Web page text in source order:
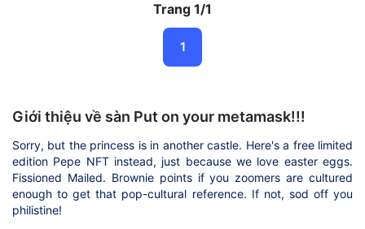
Trang 1/1
1
Giới thiệu về sàn Put on your metamask!!!
Sorry, but the princess is in another castle. Here's a free limited
edition Pepe NFT instead, just because we love easter eggs.
Fissioned Mailed. Brownie points if you zoomers are cultured
enough to get that pop-cultural reference. If not, sod off you
philistine!